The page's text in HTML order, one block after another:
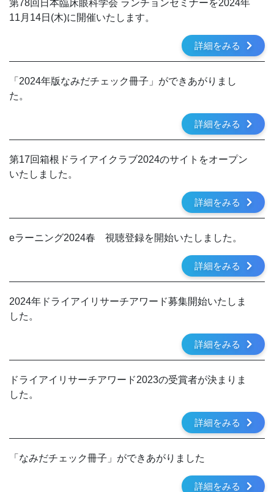
第78回日本臨床眼科学会 ランチョンセミナーを2024年
11月14日(木)に開催いたします。
詳細をみる
「2024年版なみだチェック冊子」ができあがりまし
た。
詳細をみる
第17回箱根ドライアイクラブ2024のサイトをオープン
いたしました。
詳細をみる
eラーニング2024春 視聴登録を開始いたしました。
詳細をみる
2024年ドライアイリサーチアワード募集開始いたしま
した。
詳細をみる
ドライアイリサーチアワード2023の受賞者が決まりま
した。
詳細をみる
「なみだチェック冊子」ができあがりました
詳細をみる